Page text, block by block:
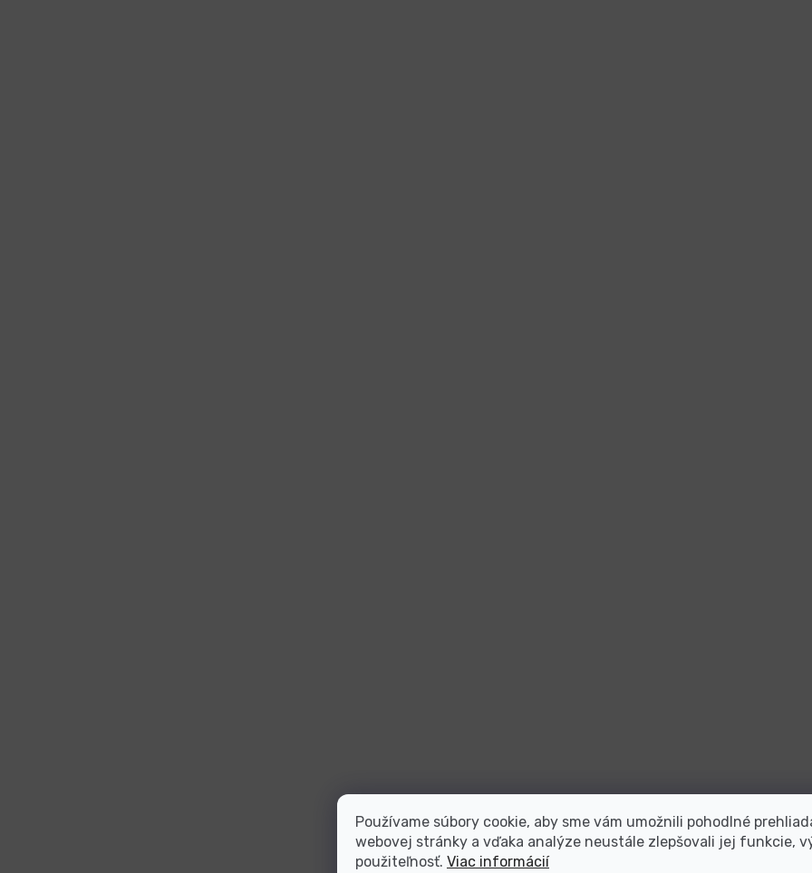
Používame súbory cookie, aby sme vám umožnili pohodlné
webovej stránky a vďaka analýze neustále zlepšovali jej funkcie,
použiteľnosť. Viac informácií